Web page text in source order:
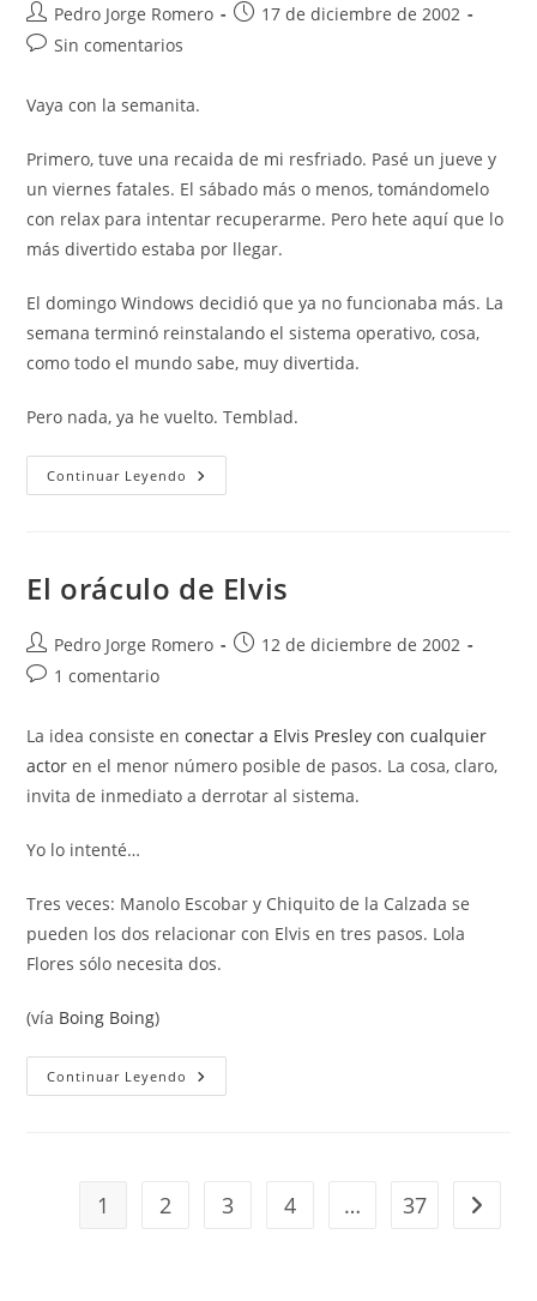
Autor
de
Pedro Jorge Romero
Publicación
17 de diciembre de 2002
Comentarios
la
entrada:
Sin comentarios
Vaya con la semanita.
Primero, tuve una recaida de mi resfriado. Pasé un jueve y
un viernes fatales. El sábado más o menos, tomándomelo
con relax para intentar recuperarme. Pero hete aquí que lo
más divertido estaba por llegar.
El domingo Windows decidió que ya no funcionaba más. La
semana terminó reinstalando el sistema operativo, cosa,
como todo el mundo sabe, muy divertida.
Pero nada, ya he vuelto. Temblad.
Continuar Leyendo Ya
Estoy
El oráculo de Elvis
Autor
de
Pedro Jorge Romero
Publicación
12 de diciembre de 2002
Comentarios
la
entrada:
1 comentario
La idea consiste enconectar a Elvis Presley con cualquier
actor en el menor número posible de pasos. La cosa, claro,
invita de inmediato a derrotar al sistema.
Yo lo intenté…
Tres veces: Manolo Escobar y Chiquito de la Calzada se
pueden los dos relacionar con Elvis en tres pasos. Lola
Flores sólo necesita dos.
(vía Boing Boing)
Continuar Leyendo El
Oráculo
1 2 3 4 … 37 Ir a la